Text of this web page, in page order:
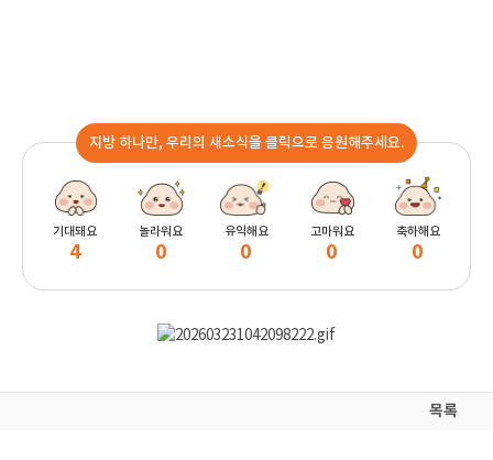
지방 하나만, 우리의 새소식을 클릭으로 응원해주세요.
기대돼요
4
놀라워요
0
유익해요
0
고마워요
0
축하해요
0
목록